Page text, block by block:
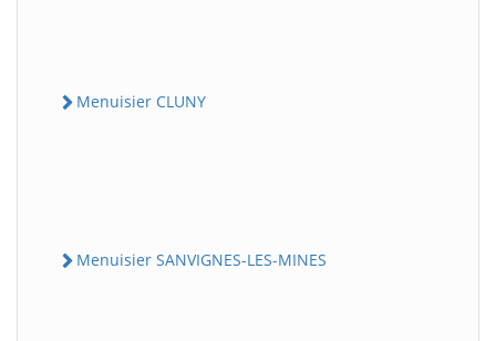
Menuisier CLUNY
Menuisier SANVIGNES-LES-MINES